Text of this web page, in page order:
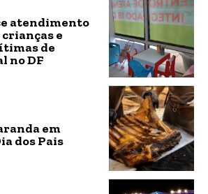
atendimento
e
de
no DF
em
dos Pais